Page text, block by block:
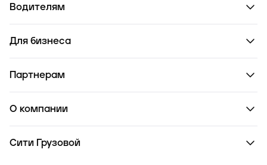
Водителям
Для бизнеса
Партнерам
О компании
Сити Грузовой